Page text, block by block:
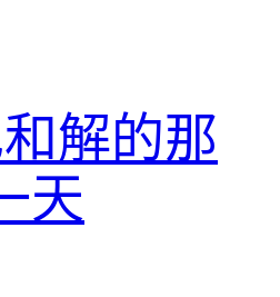
解的那
天